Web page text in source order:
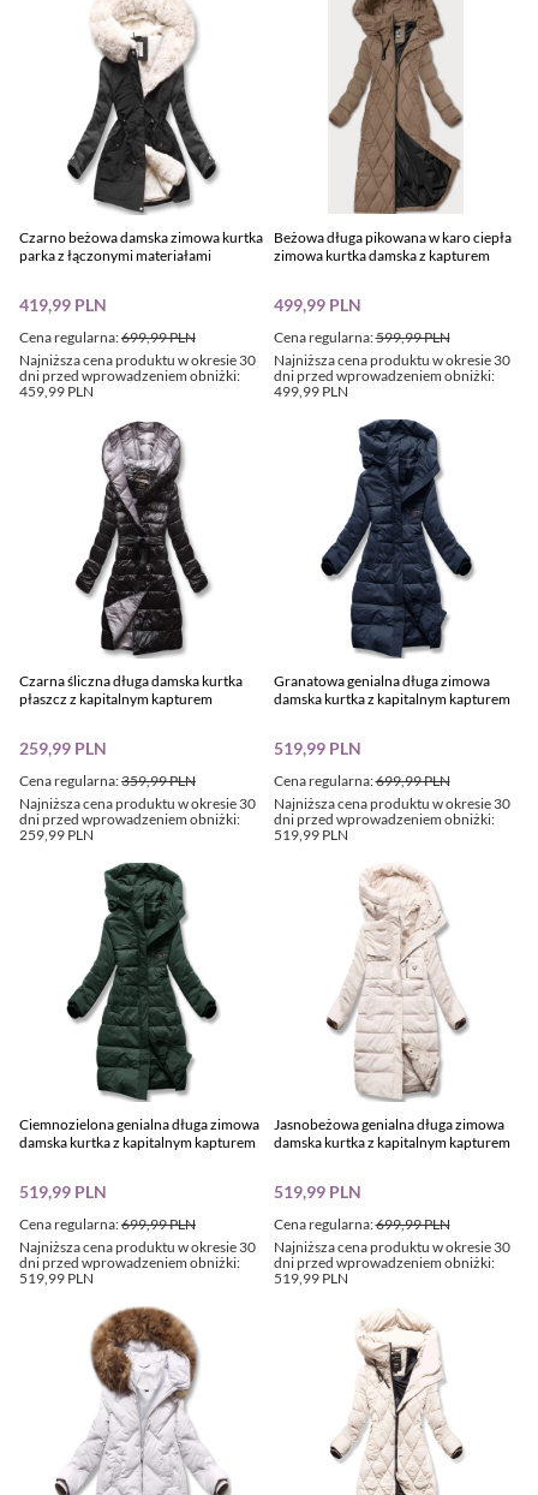
Czarno beżowa damska zimowa kurtka
parka z łączonymi materiałami
Cena regularna:699,99 PLN
419,99 PLN
Najniższa cena produktu w okresie 30
dni przed wprowadzeniem obniżki:
459,99 PLN
Beżowa długa pikowana w karo ciepła
zimowa kurtka damska z kapturem
Cena regularna:599,99 PLN
499,99 PLN
Najniższa cena produktu w okresie 30
dni przed wprowadzeniem obniżki:
499,99 PLN
Czarna śliczna długa damska kurtka
płaszcz z kapitalnym kapturem
Cena regularna:359,99 PLN
259,99 PLN
Najniższa cena produktu w okresie 30
dni przed wprowadzeniem obniżki:
259,99 PLN
Granatowa genialna długa zimowa
damska kurtka z kapitalnym kapturem
Cena regularna:699,99 PLN
519,99 PLN
Najniższa cena produktu w okresie 30
dni przed wprowadzeniem obniżki:
519,99 PLN
Ciemnozielona genialna długa zimowa
damska kurtka z kapitalnym kapturem
Cena regularna:699,99 PLN
519,99 PLN
Najniższa cena produktu w okresie 30
dni przed wprowadzeniem obniżki:
519,99 PLN
Jasnobeżowa genialna długa zimowa
damska kurtka z kapitalnym kapturem
Cena regularna:699,99 PLN
519,99 PLN
Najniższa cena produktu w okresie 30
dni przed wprowadzeniem obniżki:
519,99 PLN